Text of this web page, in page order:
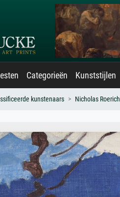
Categorieën Kunststijlen
kunstenaars Nicholas Roerich